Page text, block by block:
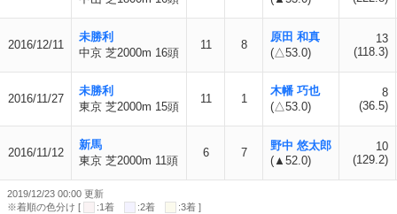
2016/12/11
未勝利
中京 芝2000m 16頭
11 8
原田 和真
(△53.0)
13
(118.3)
2016/11/27
未勝利
東京 芝2000m 15頭
11 1
木幡 巧也
(△53.0)
8
(36.5)
2016/11/12
新馬
東京 芝2000m 11頭
6 7
野中 悠太郎
(▲52.0)
10
(129.2)
2019/12/23 00:00 更新
※着順の色分け [
:1着 :2着
:3着 ]